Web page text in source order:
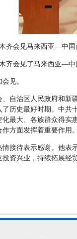
齐会见马来西亚—中
齐会见了马来西亚—
见。
自治区人民政府和
历史最好时期。中
最大、各族群众得
方面发挥着重要作
接待表示感谢。他
资兴业，持续拓展